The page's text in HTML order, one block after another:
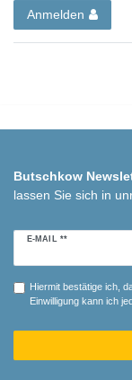
Anmelden
Butschkow
lassen Sie sich in
E-MAIL **
Newsletter
Hiermit bestätige ich,
Einwilligung kann ich